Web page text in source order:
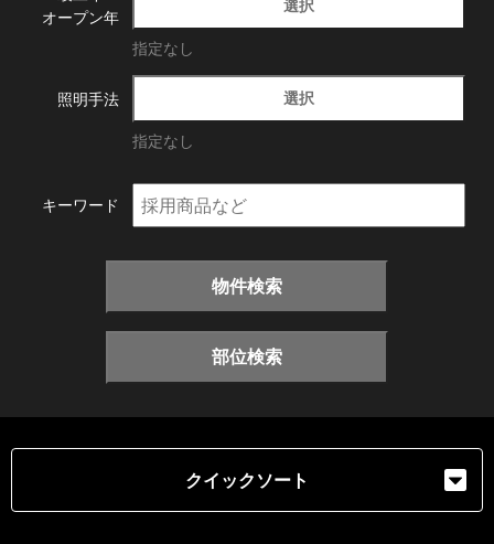
オープン年
選択
指定なし
照明手法 選択
指定なし
キーワード
物件検索
部位検索
クイックソート